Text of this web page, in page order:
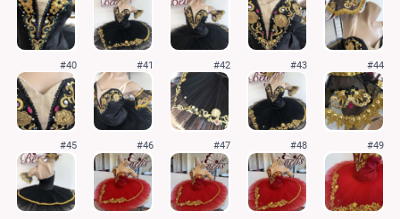
#40 #41 #42 #43 #44
#45 #46 #47 #48 #49